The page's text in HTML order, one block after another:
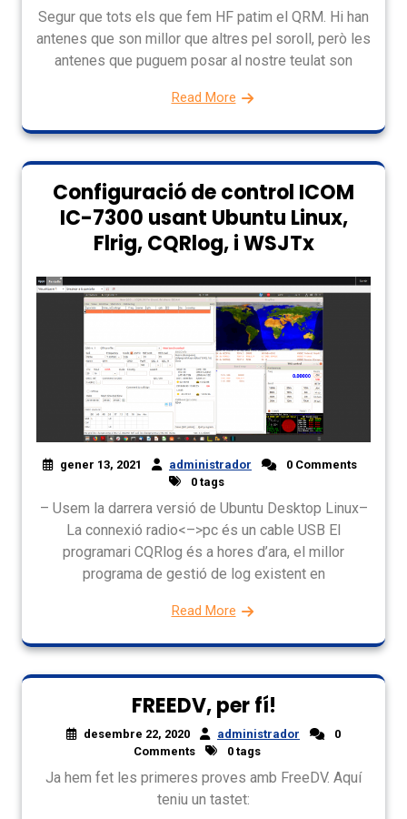
Segur que tots els que fem HF patim el QRM. Hi han
antenes que son millor que altres pel soroll, però les
antenes que puguem posar al nostre teulat son
Read More
Configuració de control ICOM
IC-7300 usant Ubuntu Linux,
Flrig, CQRlog, i WSJTx
gener 13, 2021 administrador
0 Comments
0 tags
– Usem la darrera versió de Ubuntu Desktop Linux–
La connexió radio<–>pc és un cable USB El
programari CQRlog és a hores d’ara, el millor
programa de gestió de log existent en
Read More
FREEDV, per fí!
desembre 22, 2020 administrador
0
Comments
0 tags
Ja hem fet les primeres proves amb FreeDV. Aquí
teniu un tastet: